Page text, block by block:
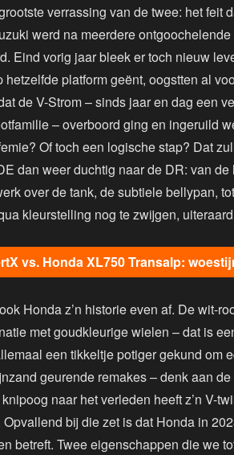
verrassing van de twee: het feit
werd na meerdere ontgoochelende
Eind vorig jaar bleek er toch nieuw
platform geënt, oogstten al
de V-Strom – sinds jaar en dag een
– overboord ging en ingeruild
Of toch een logische stap? Dat
dan weer duchtig naar de DR: van
over de tank, de subtiele bellypan,
kleurstelling nog te zwijgen,
vs. Honda XL750 Transalp:
Honda z’n historie even af. De wit-
met goudkleurige wielen – dat is
een tikkeltje potiger gekund om
geurende remakes – denk aan
naar het verleden heeft z’n V-
bij die zet is dat Honda in
betreft. Twee eigenschappen die we